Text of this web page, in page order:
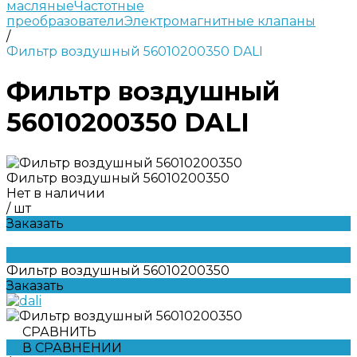
масляныеЧастотные
преобразователиЭлектромагнитные клапаны
/
Фильтр воздушный 56010200350 DALI
Фильтр воздушный
56010200350 DALI
Фильтр воздушный 56010200350
Нет в наличии
/ шт
Заказать
Фильтр воздушный 56010200350
Заказать
СРАВНИТЬ
В СРАВНЕНИИ